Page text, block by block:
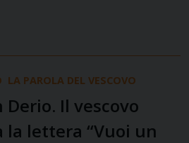
LA PAROLA DEL VESCOVO
Il vescovo
la lettera “Vuoi un